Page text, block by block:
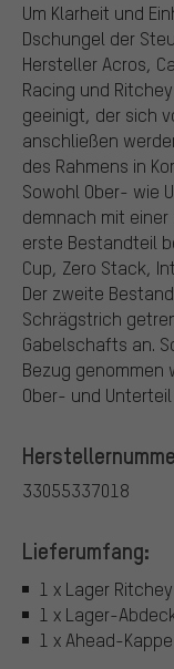
Um Klarheit und
Dschungel der
Hersteller Acros,
Racing und
geeinigt, der sich
anschließen
des Rahmens in
Sowohl Ober- wie
demnach mit einer
erste Bestandteil
Cup, Zero Stack,
Der zweite
Schrägstrich
Gabelschafts an.
Bezug genommen
Ober- und
33055337018
Lieferumfang:
1 x Lager
1 x Lager-
1 x Ahead-